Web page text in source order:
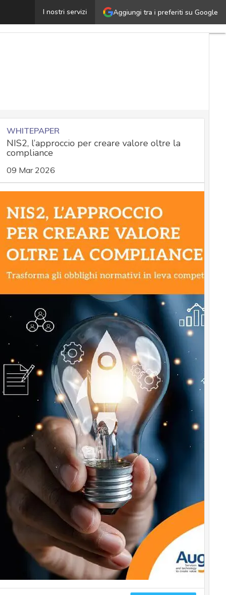
Aggiungi tra i preferiti su Google
I nostri servizi
Telemarketing: le novità normative in tema di Registro
WHITEPAPER
NIS2, l’approccio per creare valore oltre la
compliance
09 Mar 2026